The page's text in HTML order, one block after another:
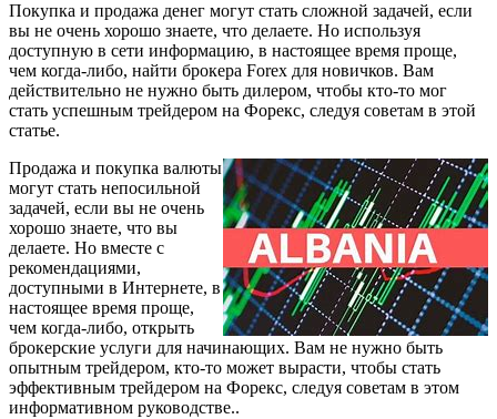
Покупка и продажа денег могут стать сложной задачей, если
вы не очень хорошо знаете, что делаете. Но используя
доступную в сети информацию, в настоящее время проще,
чем когда-либо, найти брокера Forex для новичков. Вам
действительно не нужно быть дилером, чтобы кто-то мог
стать успешным трейдером на Форекс, следуя советам в этой
статье.
Продажа и покупка валюты
могут стать непосильной
задачей, если вы не очень
хорошо знаете, что вы
делаете. Но вместе с
рекомендациями,
доступными в Интернете, в
настоящее время проще,
чем когда-либо, открыть
брокерские услуги для начинающих. Вам не нужно быть
опытным трейдером, кто-то может вырасти, чтобы стать
эффективным трейдером на Форекс, следуя советам в этом
информативном руководстве..